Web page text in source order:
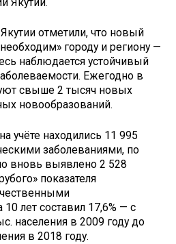
отметили, что новый
городу и региону —
наблюдается устойчивый
Ежегодно в
свыше 2 тысяч новых
новообразований.
учёте находились 11 995
заболеваниями, по
вновь выявлено 2 528
показателя
лет составил 17,6% — с
населения в 2009 году до
в 2018 году.